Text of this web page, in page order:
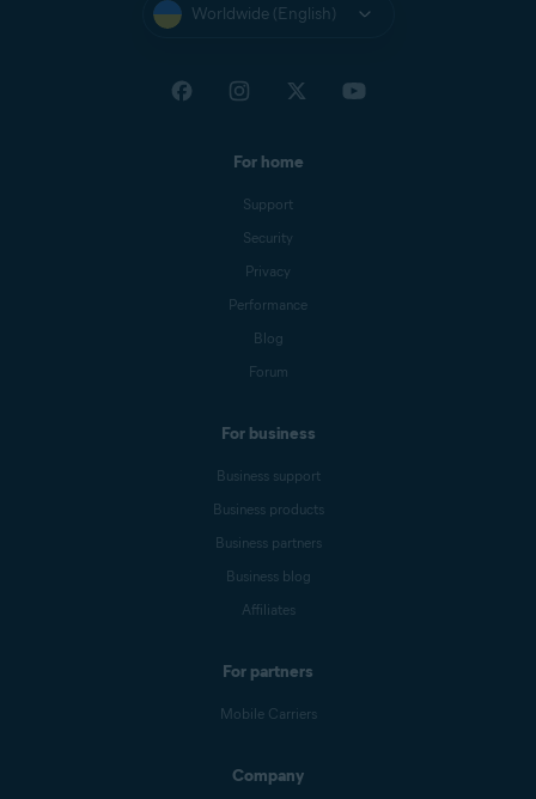
Worldwide (English)
For home
Support
Security
Privacy
Performance
Blog
Forum
For business
Business support
Business products
Business partners
Business blog
Affiliates
For partners
Mobile Carriers
Company